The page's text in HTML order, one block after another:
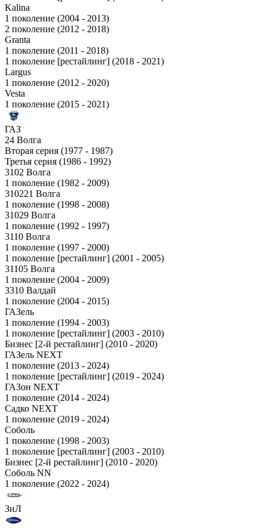
Kalina
1 поколение (2004 - 2013)
2 поколение (2012 - 2018)
Granta
1 поколение (2011 - 2018)
1 поколение [рестайлинг] (2018 - 2021)
Largus
1 поколение (2012 - 2020)
Vesta
1 поколение (2015 - 2021)
ГАЗ
24 Волга
Вторая серия (1977 - 1987)
Третья серия (1986 - 1992)
3102 Волга
1 поколение (1982 - 2009)
310221 Волга
1 поколение (1998 - 2008)
31029 Волга
1 поколение (1992 - 1997)
3110 Волга
1 поколение (1997 - 2000)
1 поколение [рестайлинг] (2001 - 2005)
31105 Волга
1 поколение (2004 - 2009)
3310 Валдай
1 поколение (2004 - 2015)
ГАЗель
1 поколение (1994 - 2003)
1 поколение [рестайлинг] (2003 - 2010)
Бизнес [2-й рестайлинг] (2010 - 2020)
ГАЗель NEXT
1 поколение (2013 - 2024)
1 поколение [рестайлинг] (2019 - 2024)
ГАЗон NEXT
1 поколение (2014 - 2024)
Садко NEXT
1 поколение (2019 - 2024)
Соболь
1 поколение (1998 - 2003)
1 поколение [рестайлинг] (2003 - 2010)
Бизнес [2-й рестайлинг] (2010 - 2020)
Соболь NN
1 поколение (2022 - 2024)
ЗиЛ